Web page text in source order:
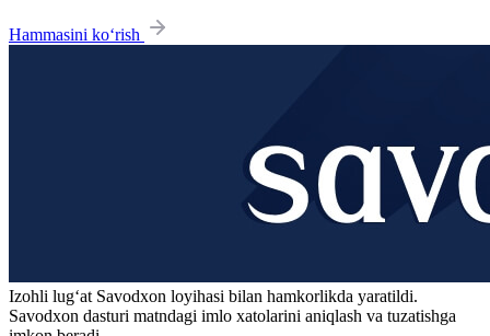
Hammasini ko‘rish
Izohli lugʻat Savodxon loyihasi bilan hamkorlikda yaratildi.
Savodxon dasturi matndagi imlo xatolarini aniqlash va tuzatishga